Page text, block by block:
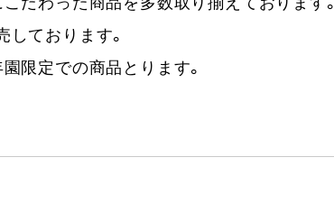
ております。
限定での商品とります。